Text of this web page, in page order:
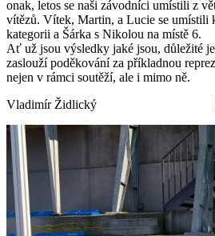
onak, letos se naši závodníci umístili z
vítězů. Vítek, Martin, a Lucie se umístili
kategorii a Šárka s Nikolou na místě 6.
Ať už jsou výsledky jaké jsou, důležité
zaslouží poděkování za příkladnou
nejen v rámci soutěží, ale i mimo ně.
Vladimír Židlický 25.